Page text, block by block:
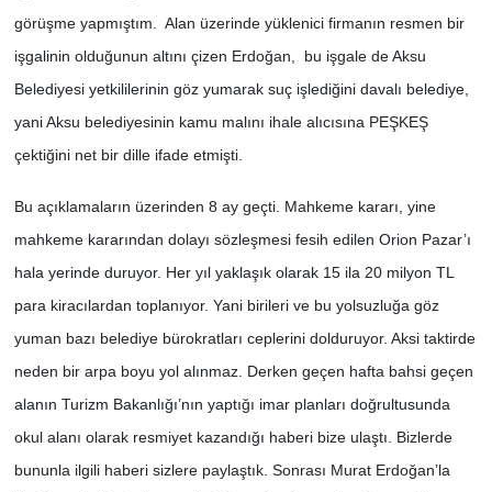
görüşme yapmıştım. Alan üzerinde yüklenici firmanın resmen bir
işgalinin olduğunun altını çizen Erdoğan, bu işgale de Aksu
Belediyesi yetkililerinin göz yumarak suç işlediğini davalı belediye,
yani Aksu belediyesinin kamu malını ihale alıcısına PEŞKEŞ
çektiğini net bir dille ifade etmişti.
Bu açıklamaların üzerinden 8 ay geçti. Mahkeme kararı, yine
mahkeme kararından dolayı sözleşmesi fesih edilen Orion Pazar’ı
hala yerinde duruyor. Her yıl yaklaşık olarak 15 ila 20 milyon TL
para kiracılardan toplanıyor. Yani birileri ve bu yolsuzluğa göz
yuman bazı belediye bürokratları ceplerini dolduruyor. Aksi taktirde
neden bir arpa boyu yol alınmaz. Derken geçen hafta bahsi geçen
alanın Turizm Bakanlığı’nın yaptığı imar planları doğrultusunda
okul alanı olarak resmiyet kazandığı haberi bize ulaştı. Bizlerde
bununla ilgili haberi sizlere paylaştık. Sonrası Murat Erdoğan’la